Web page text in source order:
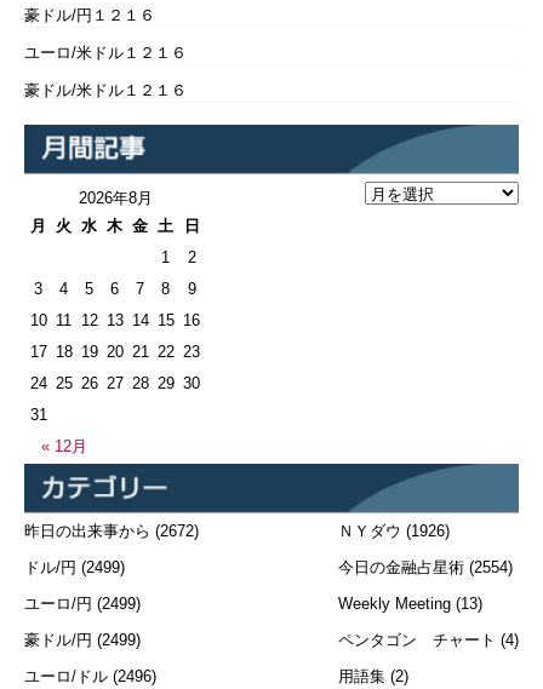
豪ドル/円１２１６
ユーロ/米ドル１２１６
豪ドル/米ドル１２１６
2026年8月
月
火 水 木 金 土 日
« 12月
1
2
3
4 5 6 7 8
9
10 11 12 13 14 15 16
17 18 19 20 21 22 23
24 25 26 27 28 29 30
31
昨日の出来事から (2672)
ドル/円 (2499)
ユーロ/円 (2499)
豪ドル/円 (2499)
ユーロ/ドル (2496)
ＮＹダウ (1926)
今日の金融占星術 (2554)
Weekly Meeting (13)
ペンタゴン チャート (4)
用語集 (2)